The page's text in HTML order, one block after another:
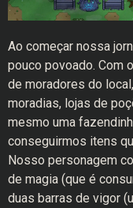
Ao começar nossa
pouco povoado. Com
de moradores do
moradias, lojas de
mesmo uma
conseguirmos itens
Nosso personagem
de magia (que é
duas barras de vigor